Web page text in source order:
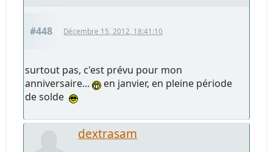
#448 Décembre 15, 2012, 18:41:10
surtout pas, c'est prévu pour mon
anniversaire...
en janvier, en pleine période
de solde
dextrasam